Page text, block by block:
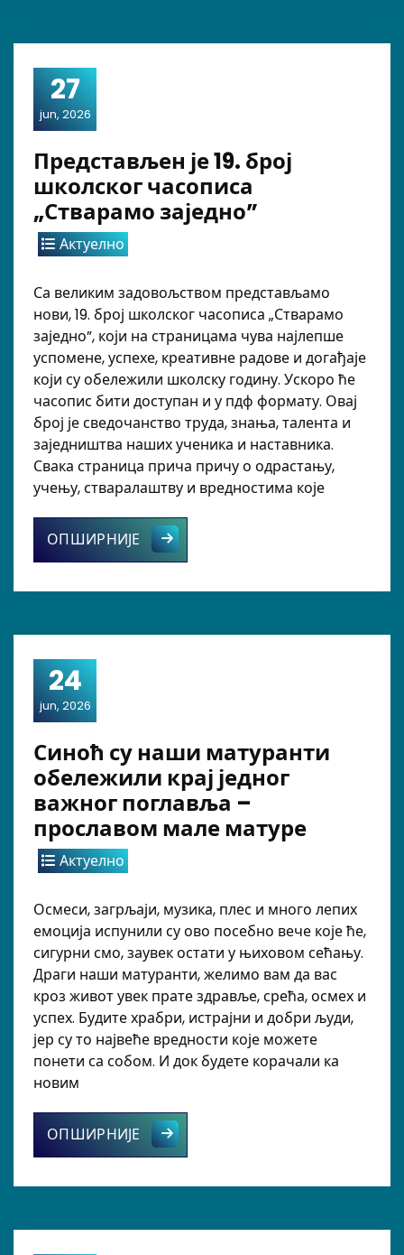
27
jun, 2026
Представљен је 19. број
школског часописа
„Стварамо заједно”
Актуелно
Са великим задовољством представљамо
нови, 19. број школског часописа „Стварамо
заједно”, који на страницама чува најлепше
успомене, успехе, креативне радове и догађаје
који су обележили школску годину. Ускоро ће
часопис бити доступан и у пдф формату. Овај
број је сведочанство труда, знања, талента и
заједништва наших ученика и наставника.
Свака страница прича причу о одрастању,
учењу, стваралаштву и вредностима које
ОПШИРНИЈЕ Представљен је 19. број школског
24
jun, 2026
Синоћ су наши матуранти
обележили крај једног
важног поглавља –
прославом мале матуре
Актуелно
Осмеси, загрљаји, музика, плес и много лепих
емоција испунили су ово посебно вече које ће,
сигурни смо, заувек остати у њиховом сећању.
Драги наши матуранти, желимо вам да вас
кроз живот увек прате здравље, срећа, осмех и
успех. Будите храбри, истрајни и добри људи,
јер су то највеће вредности које можете
понети са собом. И док будете корачали ка
новим
ОПШИРНИЈЕ Синоћ су наши матуранти